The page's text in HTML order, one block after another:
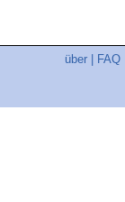
über FAQ